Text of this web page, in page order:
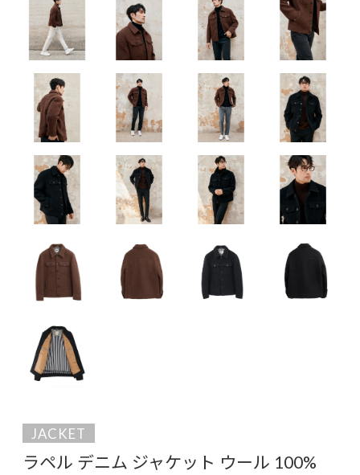
JACKET
ラペル デニム ジャケット ウール 100%